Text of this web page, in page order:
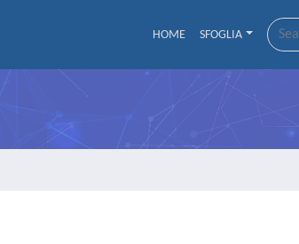
HOME SFOGLIA